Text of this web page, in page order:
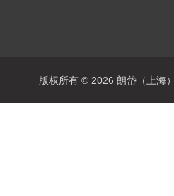
版权所有 © 2026 朗岱（上